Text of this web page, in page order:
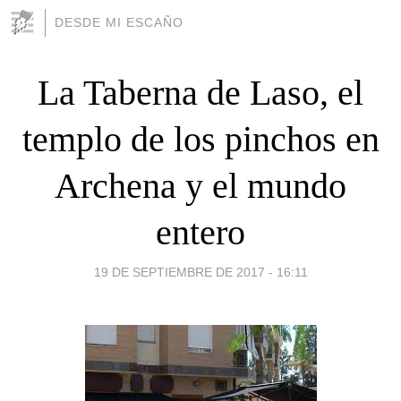
DESDE MI ESCAÑO
La Taberna de Laso, el
templo de los pinchos en
Archena y el mundo
entero
19 DE SEPTIEMBRE DE 2017 - 16:11